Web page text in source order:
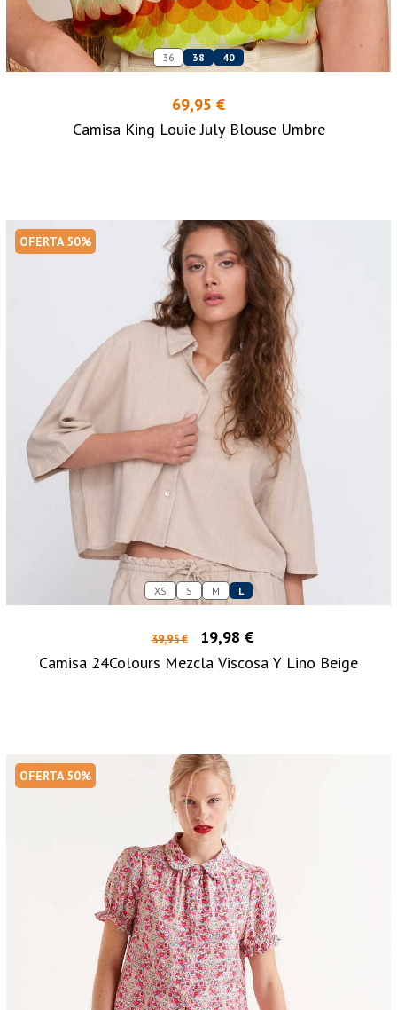
36 38 40
69,95 €
Camisa King Louie July Blouse Umbre
OFERTA 50%
XS S M L
39,95 €
19,98 €
Camisa 24Colours Mezcla Viscosa Y Lino Beige
OFERTA 50%